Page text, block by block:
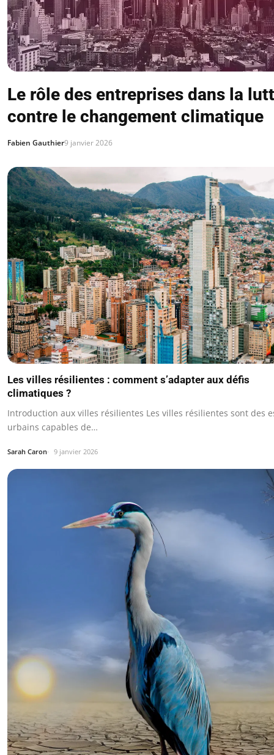
Le rôle des entreprises dans la
contre le changement climatique
Fabien Gauthier9 janvier 2026
Les villes résilientes : comment s’adapter aux défis
climatiques ?
Introduction aux villes résilientes Les villes résilientes sont des
urbains capables de…
Sarah Caron 9 janvier 2026